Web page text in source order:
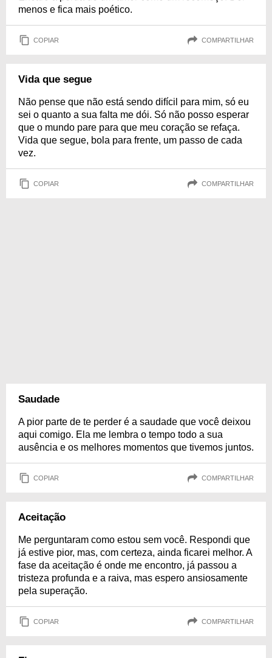
menos e fica mais poético.
COPIAR COMPARTILHAR
Vida que segue
Não pense que não está sendo difícil para mim, só eu
sei o quanto a sua falta me dói. Só não posso esperar
que o mundo pare para que meu coração se refaça.
Vida que segue, bola para frente, um passo de cada
vez.
COPIAR COMPARTILHAR
Saudade
A pior parte de te perder é a saudade que você deixou
aqui comigo. Ela me lembra o tempo todo a sua
ausência e os melhores momentos que tivemos juntos.
COPIAR COMPARTILHAR
Aceitação
Me perguntaram como estou sem você. Respondi que
já estive pior, mas, com certeza, ainda ficarei melhor. A
fase da aceitação é onde me encontro, já passou a
tristeza profunda e a raiva, mas espero ansiosamente
pela superação.
COPIAR COMPARTILHAR